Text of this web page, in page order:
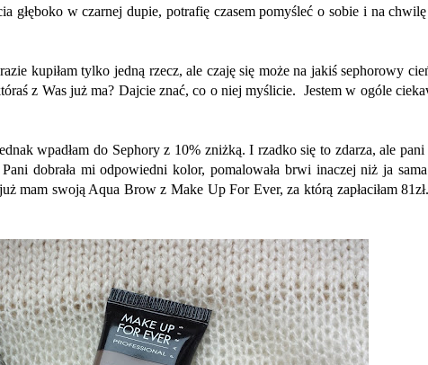
w czarnej dupie, potrafię czasem pomyśleć o sobie i na
kupiłam tylko jedną rzecz, ale czaję się może na jakiś sephorowy
z Was już ma? Dajcie znać, co o niej myślicie. Jestem w ogóle
wpadłam do Sephory z 10% zniżką. I rzadko się to zdarza, ale
dobrała mi odpowiedni kolor, pomalowała brwi inaczej niż ja
swoją Aqua Brow z Make Up For Ever, za którą zapłaciłam